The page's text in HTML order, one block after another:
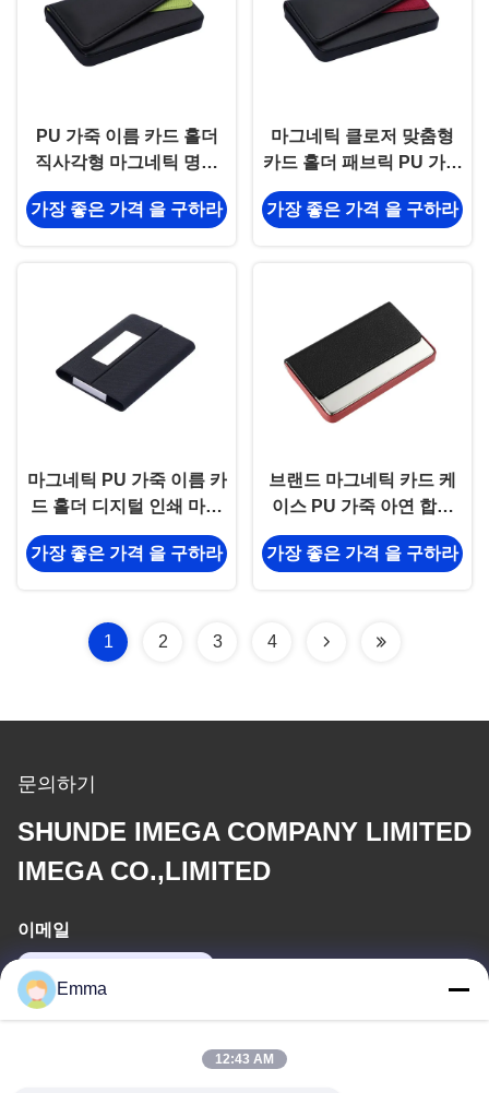
PU 가죽 이름 카드 홀더
직사각형 마그네틱 명함
홀더
가장 좋은 가격 을 구하라
마그네틱 클로저 맞춤형
카드 홀더 패브릭 PU 가죽
카드 케이스
가장 좋은 가격 을 구하라
마그네틱 PU 가죽 이름 카
드 홀더 디지털 인쇄 마그
네틱 카드 케이스
가장 좋은 가격 을 구하라
브랜드 마그네틱 카드 케
이스 PU 가죽 아연 합금
금속 카드 소지자 이름
가장 좋은 가격 을 구하라
1 2 3 4
문의하기
SHUNDE IMEGA COMPANY LIMITED
IMEGA CO.,LIMITED
이메일
Emma
12:43 AM